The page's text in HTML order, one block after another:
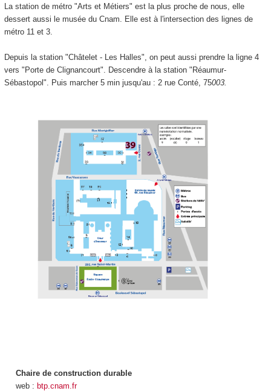
La station de métro "Arts et Métiers" est la plus proche de nous, elle
dessert aussi le musée du Cnam. Elle est à l'intersection des lignes de
métro 11 et 3.
Depuis la station "Châtelet - Les Halles", on peut aussi prendre la ligne 4
vers "Porte de Clignancourt". Descendre à la station "Réaumur-
Sébastopol". Puis marcher 5 min jusqu'au : 2 rue Conté, 75003.
Chaire de construction durable
web : btp.cnam.fr